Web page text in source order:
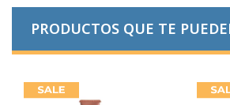
PRODUCTOS QUE TE